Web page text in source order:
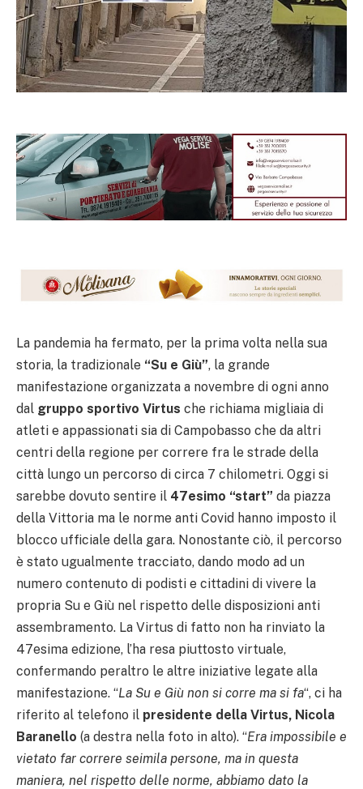
La pandemia ha fermato, per la prima volta nella sua
storia, la tradizionale “Su e Giù”, la grande
manifestazione organizzata a novembre di ogni anno
dal gruppo sportivo Virtus che richiama migliaia di
atleti e appassionati sia di Campobasso che da altri
centri della regione per correre fra le strade della
città lungo un percorso di circa 7 chilometri. Oggi si
sarebbe dovuto sentire il 47esimo “start” da piazza
della Vittoria ma le norme anti Covid hanno imposto il
blocco ufficiale della gara. Nonostante ciò, il percorso
è stato ugualmente tracciato, dando modo ad un
numero contenuto di podisti e cittadini di vivere la
propria Su e Giù nel rispetto delle disposizioni anti
assembramento. La Virtus di fatto non ha rinviato la
47esima edizione, l’ha resa piuttosto virtuale,
confermando peraltro le altre iniziative legate alla
manifestazione. “La Su e Giù non si corre ma si fa“, ci ha
riferito al telefono il presidente della Virtus, Nicola
Baranello (a destra nella foto in alto). “Era impossibile e
vietato far correre seimila persone, ma in questa
maniera, nel rispetto delle norme, abbiamo dato la